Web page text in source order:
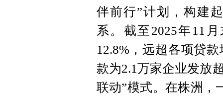
伴前行”计划，构建
系。截至2025年11
12.8%，远超各项贷
款为2.1万家企业发放
联动”模式。在株洲，